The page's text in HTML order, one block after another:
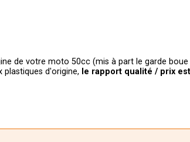
de votre moto 50cc (mis à part le garde
plastiques d'origine, le rapport qualité / prix